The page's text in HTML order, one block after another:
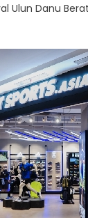
Ulun Danu